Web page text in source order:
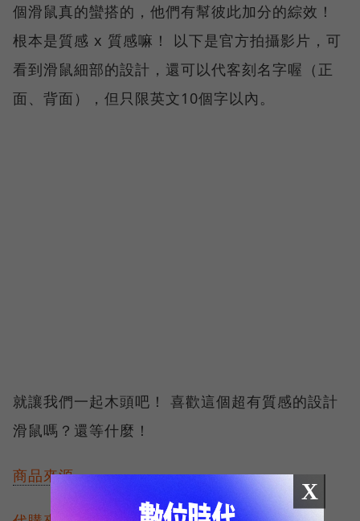
個滑鼠真的蠻搭的，他們有幫彼此加分的綜效！
根本是質感 x 質感嘛！ 以下是官方拍攝影片，可
看到滑鼠細部的設計，還可以代客刻名字喔（正
面、背面），但只限英文10個字以內。
就讓我們一起木頭吧！ 喜歡這個超有質感的設計
滑鼠嗎？還等什麼！
商品來源
X